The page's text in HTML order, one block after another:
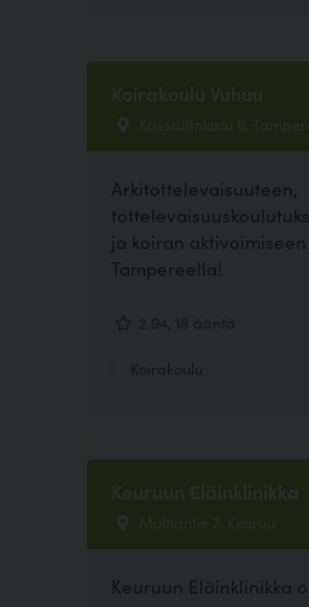
Koirakoulu Vuhuu
Kässälänkatu 6,
Arkitottelevaisuuteen,
ja koiran
Tampereella!
Keuruun Eläinklinikka
Multiantie 7, Keuruu
Keuruun Eläinklinikka